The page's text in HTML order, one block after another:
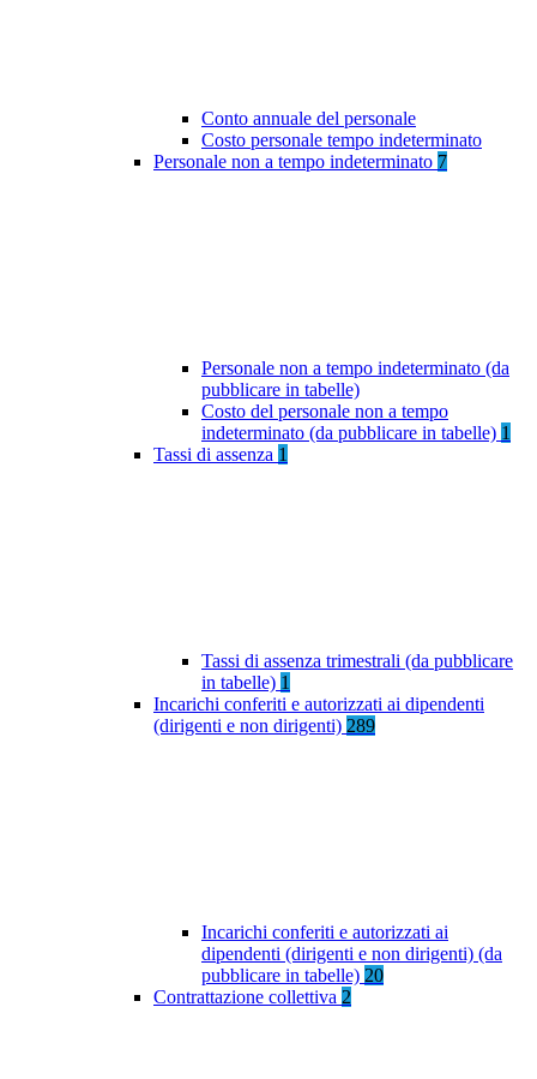
Conto annuale del personale
Costo personale tempo indeterminato
Personale non a tempo indeterminato 7
Personale non a tempo indeterminato (da
pubblicare in tabelle)
Costo del personale non a tempo
indeterminato (da pubblicare in tabelle) 1
Tassi di assenza 1
Tassi di assenza trimestrali (da pubblicare
in tabelle) 1
Incarichi conferiti e autorizzati ai dipendenti
(dirigenti e non dirigenti) 289
Incarichi conferiti e autorizzati ai
dipendenti (dirigenti e non dirigenti) (da
pubblicare in tabelle) 20
Contrattazione collettiva 2